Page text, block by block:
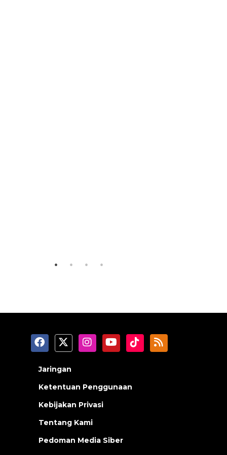
Jaringan
Ketentuan Penggunaan
Kebijakan Privasi
Tentang Kami
Pedoman Media Siber